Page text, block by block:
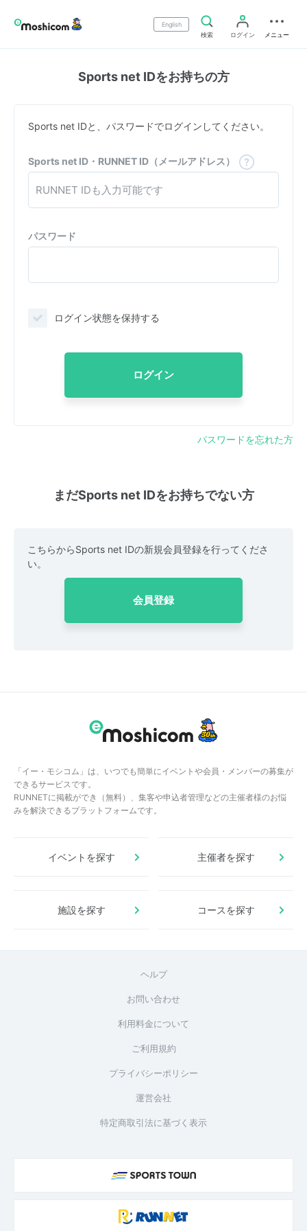
English
検索
ログイン メニュー
Sports net IDをお持ちの方
Sports net IDと、パスワードでログインしてください。
Sports net ID・RUNNET ID（メールアドレス）
パスワード
ログイン状態を保持する
ログイン
パスワードを忘れた方
まだSports net IDをお持ちでない方
こちらからSports net IDの新規会員登録を行ってくださ
い。
会員登録
「イー・モシコム」は、いつでも簡単にイベントや会員・メンバーの募集が
できるサービスです。
RUNNETに掲載ができ（無料）、集客や申込者管理などの主催者様のお悩
みを解決できるプラットフォームです。
イベントを探す 主催者を探す
施設を探す コースを探す
ヘルプ
お問い合わせ
利用料金について
ご利用規約
プライバシーポリシー
運営会社
特定商取引法に基づく表示